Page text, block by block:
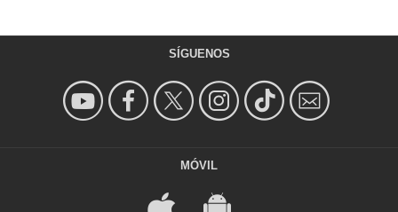
SÍGUENOS
MÓVIL